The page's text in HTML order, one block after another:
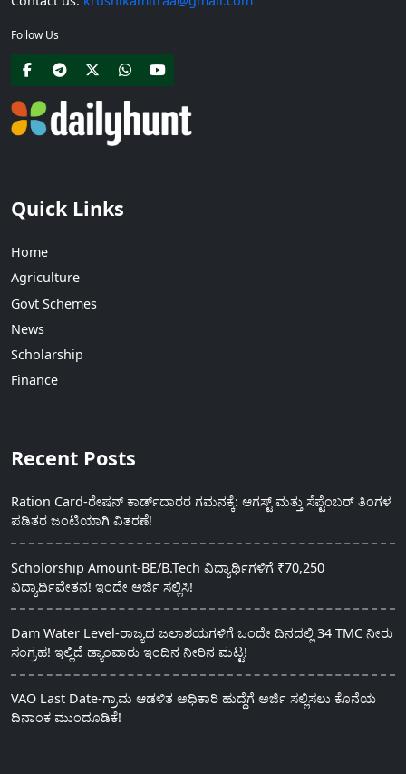
Follow Us
Quick Links
Home
Agriculture
Govt Schemes
News
Scholarship
Finance
Recent Posts
Ration Card-ರೇಷನ್ ಕಾರ್ಡ್‍ದಾರರ ಗಮನಕ್ಕೆ: ಆಗಸ್ಟ್ ಮತ್ತು ಸೆಪ್ಟೆಂಬರ್ ತಿಂಗಳ
ಪಡಿತರ ಜಂಟಿಯಾಗಿ ವಿತರಣೆ!
Scholorship Amount-BE/B.Tech ವಿದ್ಯಾರ್ಥಿಗಳಿಗೆ ₹70,250
ವಿದ್ಯಾರ್ಥಿವೇತನ! ಇಂದೇ ಅರ್ಜಿ ಸಲ್ಲಿಸಿ!
Dam Water Level-ರಾಜ್ಯದ ಜಲಾಶಯಗಳಿಗೆ ಒಂದೇ ದಿನದಲ್ಲಿ 34 TMC ನೀರು
ಸಂಗ್ರಹ! ಇಲ್ಲಿದೆ ಡ್ಯಾಂವಾರು ಇಂದಿನ ನೀರಿನ ಮಟ್ಟ!
VAO Last Date-ಗ್ರಾಮ ಆಡಳಿತ ಅಧಿಕಾರಿ ಹುದ್ದೆಗೆ ಅರ್ಜಿ ಸಲ್ಲಿಸಲು ಕೊನೆಯ
ದಿನಾಂಕ ಮುಂದೂಡಿಕೆ!